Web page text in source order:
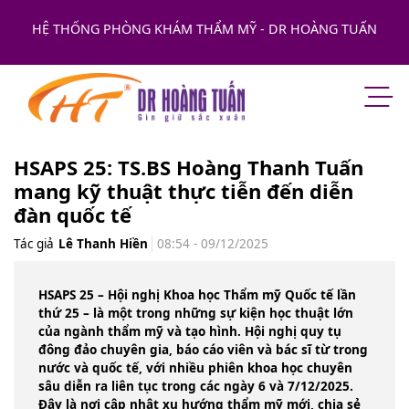
HỆ THỐNG PHÒNG KHÁM THẨM MỸ - DR HOÀNG TUẤN
HSAPS 25: TS.BS Hoàng Thanh Tuấn
mang kỹ thuật thực tiễn đến diễn
đàn quốc tế
Tác giả Lê Thanh Hiền 08:54 - 09/12/2025
HSAPS 25 – Hội nghị Khoa học Thẩm mỹ Quốc tế lần
thứ 25 – là một trong những sự kiện học thuật lớn
của ngành thẩm mỹ và tạo hình. Hội nghị quy tụ
đông đảo chuyên gia, báo cáo viên và bác sĩ từ trong
nước và quốc tế, với nhiều phiên khoa học chuyên
sâu diễn ra liên tục trong các ngày 6 và 7/12/2025.
Đây là nơi cập nhật xu hướng thẩm mỹ mới, chia sẻ